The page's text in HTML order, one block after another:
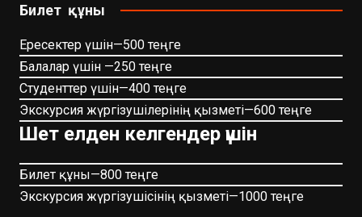
Билет құны
Ересектер үшін—500 теңге
Балалар үшін —250 теңге
Студенттер үшін—400 теңге
Экскурсия жүргізушілерінің қызметі—600 теңге
Шет елден келгендер үшін
Билет құны—800 теңге
Экскурсия жүргізушісінің қызметі—1000 теңге